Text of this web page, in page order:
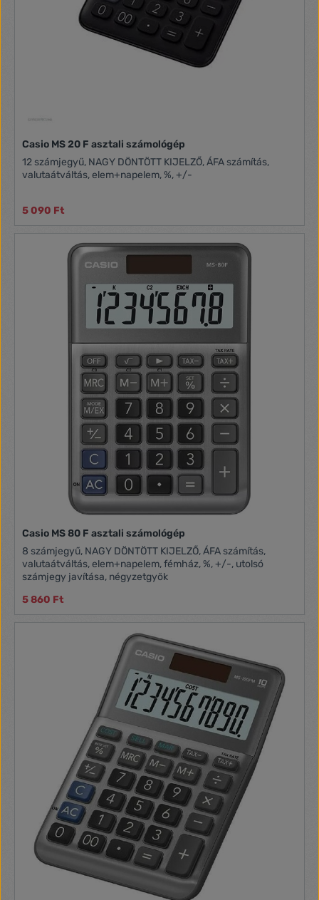
Casio MS 20 F asztali számológép
12 számjegyű, NAGY DÖNTÖTT KIJELZŐ, ÁFA számítás,
valutaátváltás, elem+napelem, %, +/-
5 090 Ft
Casio MS 80 F asztali számológép
8 számjegyű, NAGY DÖNTÖTT KIJELZŐ, ÁFA számítás,
valutaátváltás, elem+napelem, fémház, %, +/-, utolsó
számjegy javítása, négyzetgyök
5 860 Ft